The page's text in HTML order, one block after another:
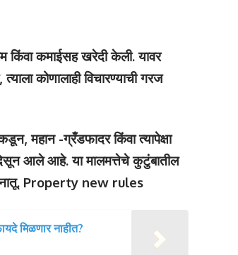
किंवा कमाईसह खरेदी केली. यावर
कोणालाही विचारण्याची गरज
महान -ग्रँडफादर किंवा त्यापेक्षा
आले आहे. या मालमत्तेचे कुटुंबातील
नातू. Property new rules
मिळणार नाहीत?